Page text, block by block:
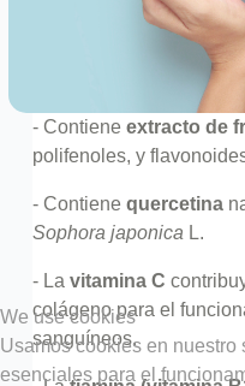
- Contiene extracto de
polifenoles, y
- Contiene quercetina
Sophora japonica L.
- La vitamina C
colágeno para el
sanguíneos.
We use cookies
Usamos cookies en
esenciales para el